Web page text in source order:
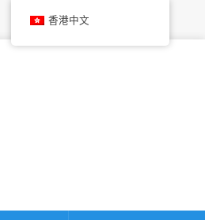
香港中文